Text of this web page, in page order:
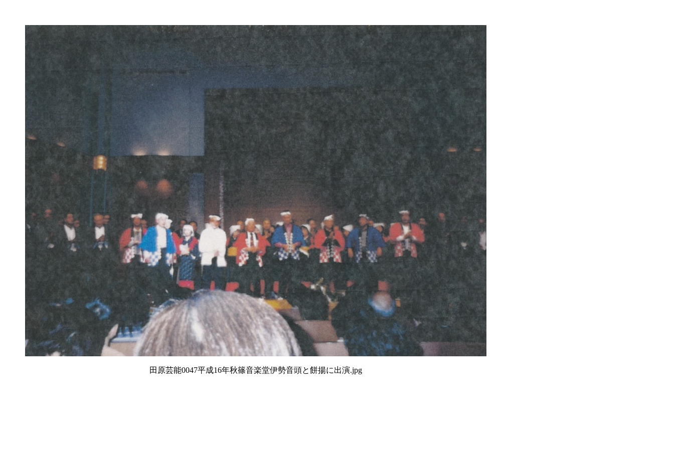
田原芸能0047平成16年秋篠音楽堂伊勢音頭と餅揚に出演.jpg